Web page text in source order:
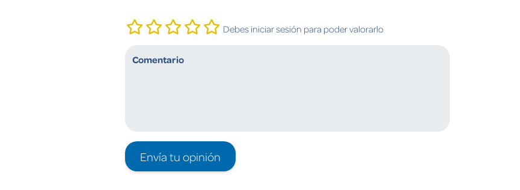
Debes iniciar sesión para poder valorarlo
Envía tu opinión